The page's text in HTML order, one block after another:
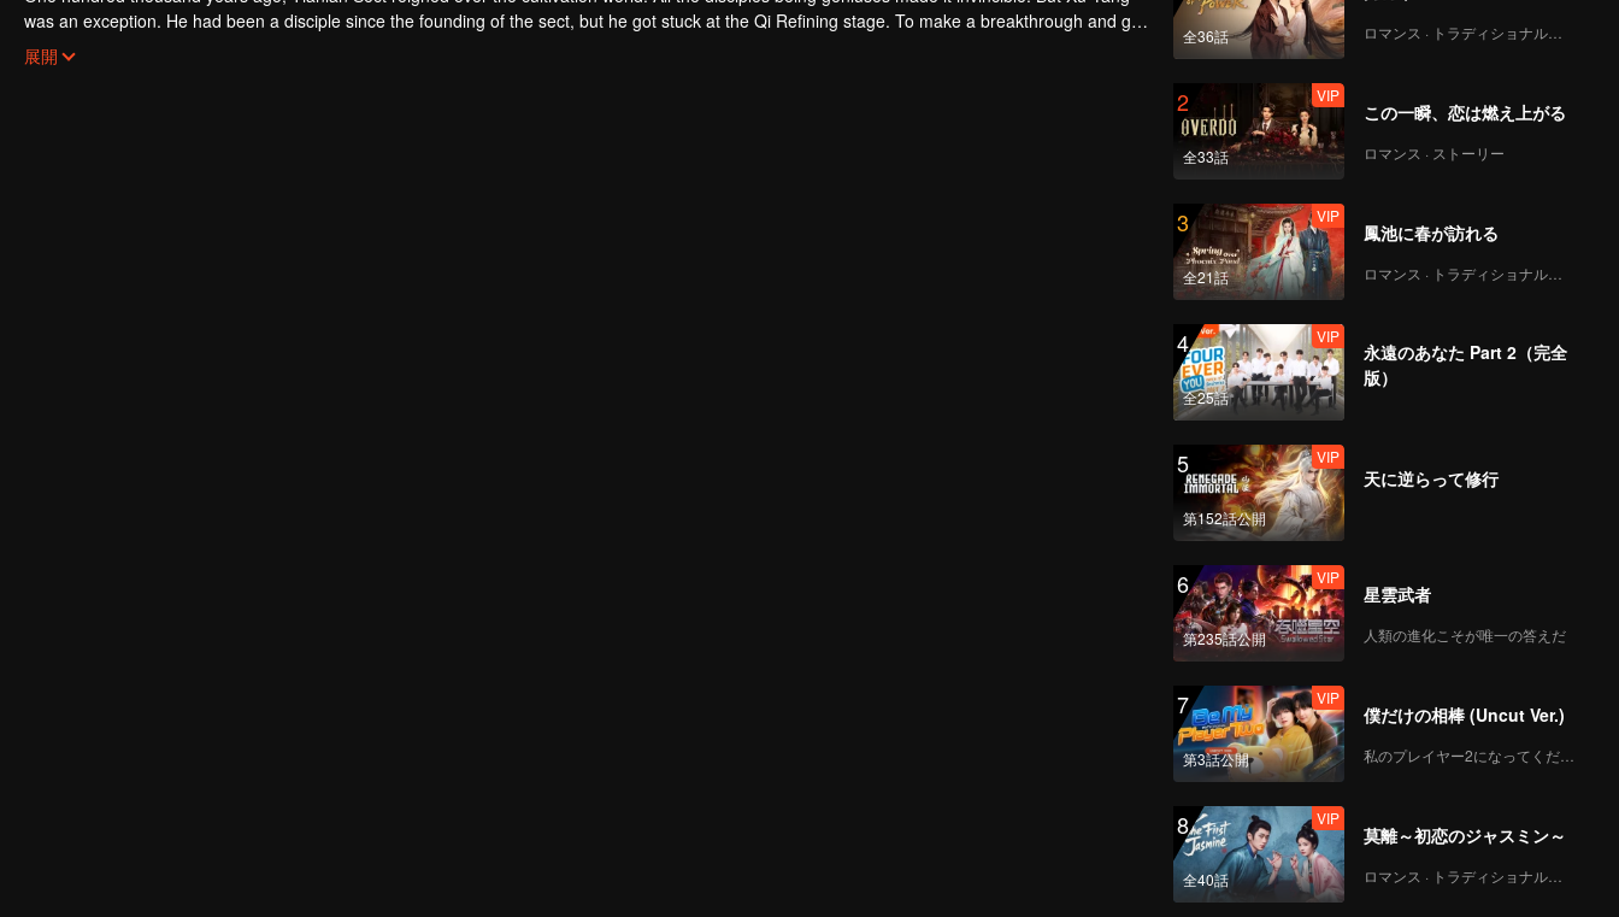
was an exception. He had been a disciple since the founding of the sect, but he got stuck at the Qi Refining stage. To make a breakthrough and get
leveled up as soon as possible, Xu Yang went into seclusion for ten thousand years. When he came out, the cultivation world had already declined.
Tian Lan Sect was also about to be extinguished with only three or five disciples left. Xu Yang fought off strong enemies and swore that he would
As the Sect expands, the truth about Xu Yang's stagnation in cultivation is revealed step by step. So is a mystery that runs through the three worlds
of human, demon and immortal.
展開
全36話 ロマンス · トラディショナル・コスチューム
2
全33話
VIP
この一瞬、恋は燃え上がる
ロマンス · ストーリー
3
全21話
VIP
鳳池に春が訪れる
ロマンス · トラディショナル・コスチューム
4
全25話
VIP
永遠のあなた Part 2（完全
版）
5
第152話公開
VIP
天に逆らって修行
6
第235話公開
VIP
星雲武者
人類の進化こそが唯一の答えだ
7
第3話公開
VIP
僕だけの相棒 (Uncut Ver.)
私のプレイヤー2になってください
8
全40話
VIP
莫離～初恋のジャスミン～
ロマンス · トラディショナル・コスチューム